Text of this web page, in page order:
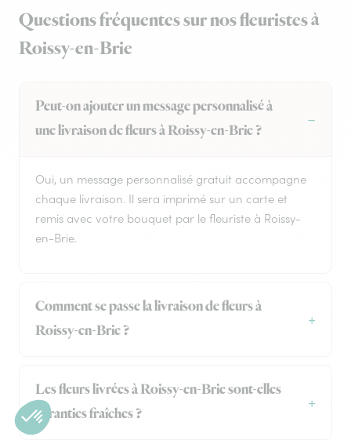
Questions fréquentes sur nos fleuristes à
Roissy-en-Brie
Peut-on ajouter un message personnalisé à
une livraison de fleurs à Roissy-en-Brie ?
Oui, un message personnalisé gratuit accompagne
chaque livraison. Il sera imprimé sur un carte et
remis avec votre bouquet par le fleuriste à Roissy-
en-Brie.
Comment se passe la livraison de fleurs à
Roissy-en-Brie ?
Les fleurs livrées à Roissy-en-Brie sont-elles
garanties fraîches ?